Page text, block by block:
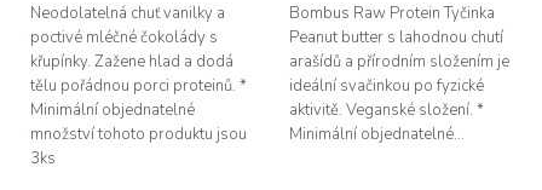
Neodolatelná chuť vanilky a
poctivé mléčné čokolády s
křupínky. Zažene hlad a dodá
tělu pořádnou porci proteinů. *
Minimální objednatelné
množství tohoto produktu jsou
3ks
Bombus Raw Protein Tyčinka
Peanut butter s lahodnou chutí
arašídů a přírodním složením je
ideální svačinkou po fyzické
aktivitě. Veganské složení. *
Minimální objednatelné...